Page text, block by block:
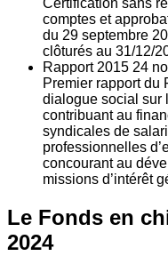
Certification sans
comptes et
du 29 septembre
clôturés au 31/12/
Rapport 2015 24
Premier rapport du
dialogue social sur
contribuant au
syndicales de
professionnelles
concourant au
missions d’intérêt
Le Fonds en
2024